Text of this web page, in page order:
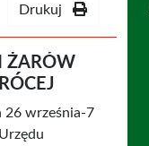
Drukuj
ŻARÓW
26 września-7